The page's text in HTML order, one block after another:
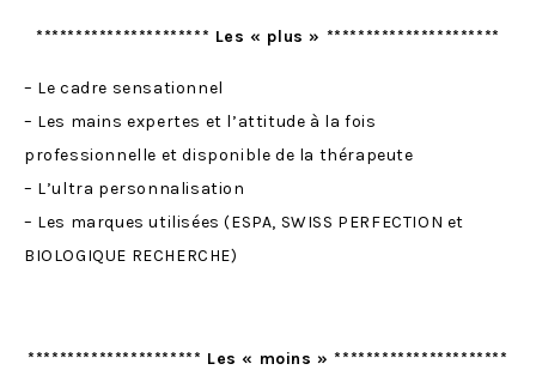
********************** Les « plus » **********************
– Le cadre sensationnel
– Les mains expertes et l’attitude à la fois
professionnelle et disponible de la thérapeute
– L’ultra personnalisation
– Les marques utilisées (ESPA, SWISS PERFECTION et
BIOLOGIQUE RECHERCHE)
********************** Les « moins » **********************